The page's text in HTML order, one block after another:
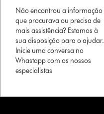
Não encontrou a informação
que procurava ou precisa de
mais assistência? Estamos à
sua disposição para o ajudar.
Inicie uma conversa no
Whastapp com os nossos
especialistas